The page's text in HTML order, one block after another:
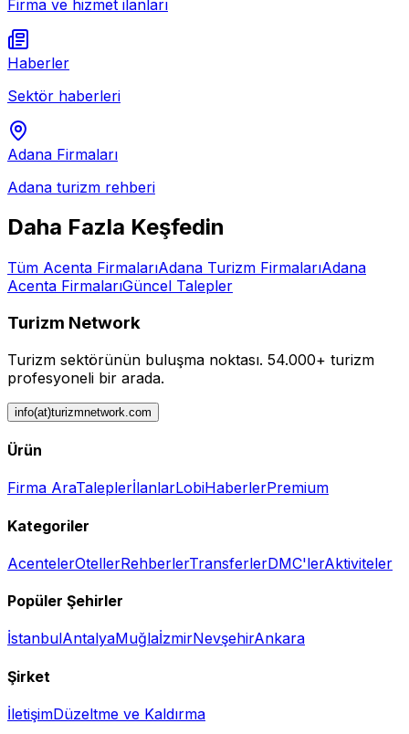
Firma ve hizmet ilanları
Haberler
Sektör haberleri
Adana Firmaları
Adana turizm rehberi
Daha Fazla Keşfedin
Tüm Acenta FirmalarıAdana Turizm FirmalarıAdana
Acenta FirmalarıGüncel Talepler
Turizm Network
Turizm sektörünün buluşma noktası. 54.000+ turizm
profesyoneli bir arada.
info(at)turizmnetwork.com
Ürün
Firma AraTaleplerİlanlarLobiHaberlerPremium
Kategoriler
AcentelerOtellerRehberlerTransferlerDMC'lerAktiviteler
Popüler Şehirler
İstanbulAntalyaMuğlaİzmirNevşehirAnkara
Şirket
İletişimDüzeltme ve Kaldırma